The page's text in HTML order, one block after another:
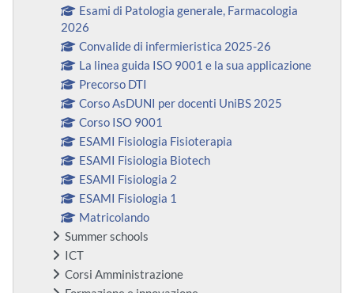
Esami di Patologia generale, Farmacologia
2026
Convalide di infermieristica 2025-26
La linea guida ISO 9001 e la sua applicazione
Precorso DTI
Corso AsDUNI per docenti UniBS 2025
Corso ISO 9001
ESAMI Fisiologia Fisioterapia
ESAMI Fisiologia Biotech
ESAMI Fisiologia 2
ESAMI Fisiologia 1
Matricolando
Summer schools
ICT
Corsi Amministrazione